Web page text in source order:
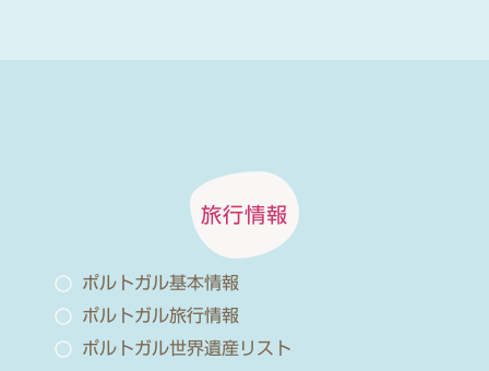
旅行情報
ポルトガル基本情報
ポルトガル旅行情報
ポルトガル世界遺産リスト